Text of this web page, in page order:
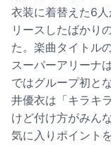
衣装に着替えた6
リースしたばかり
た。楽曲タイトル
スーパーアリーナ
ではグループ初と
井優衣は「キラキ
けど付け方がみん
気に入りポイント